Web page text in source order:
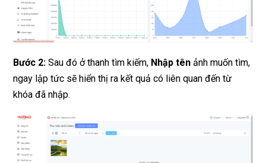
Bước 2: Sau đó ở thanh tìm kiếm, Nhập tên ảnh muốn tìm,
ngay lập tức sẽ hiển thị ra kết quả có liên quan đến từ
khóa đã nhập.